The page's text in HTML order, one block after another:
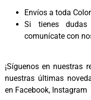
Envíos a toda
Si tienes
comunícate con
¡Síguenos en nuestras
nuestras últimas
en Facebook, Instagram